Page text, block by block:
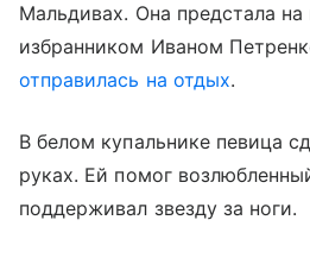
Мальдивах. Она предстала
избранником Иваном
отправилась на отдых.
В белом купальнике певица
руках. Ей помог
поддерживал звезду за ноги.